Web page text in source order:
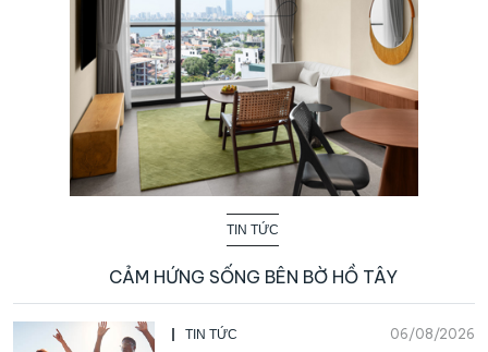
TIN TỨC
CẢM HỨNG SỐNG BÊN BỜ HỒ TÂY
TIN TỨC 06/08/2026